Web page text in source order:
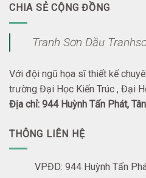
CHIA SẺ CỘNG ĐỒNG
Tranh Sơn Dầu
Với đội ngũ họa sĩ thiết kế
trường Đại Học Kiến Trúc , Đại
Địa chỉ: 944 Huỳnh Tấn Phát,
THÔNG LIÊN HỆ
VPĐD: 944 Huỳnh Tấn